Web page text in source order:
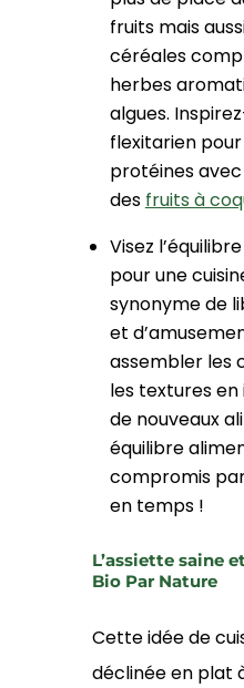
fruits mais
céréales
herbes
algues.
flexitarien
protéines avec
des fruits à
Visez
pour une
synonyme de
et
assembler les
les textures
de nouveaux
équilibre
compromis
en temps !
L’assiette saine
Bio Par Nature
Cette idée de
déclinée en plat